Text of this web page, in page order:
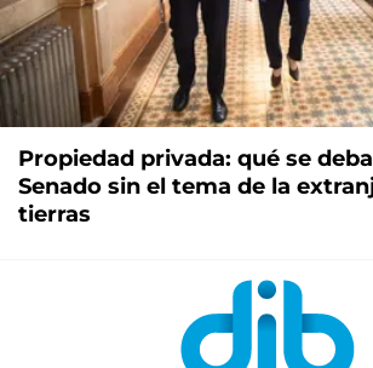
Propiedad privada: qué se
Senado sin el tema de la
tierras